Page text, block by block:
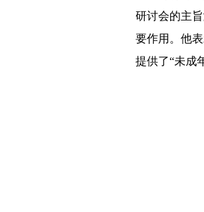
研讨会的主
要作用。他
提供了“未成